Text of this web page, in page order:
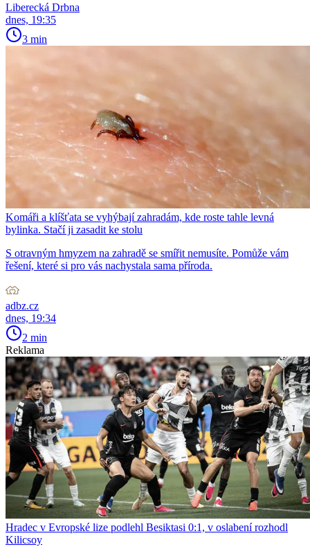
Liberecká Drbna
dnes, 19:35
3 min
Komáři a klíšťata se vyhýbají zahradám, kde roste tahle levná
bylinka. Stačí ji zasadit ke stolu
S otravným hmyzem na zahradě se smířit nemusíte. Pomůže vám
řešení, které si pro vás nachystala sama příroda.
adbz.cz
dnes, 19:34
2 min
Reklama
Hradec v Evropské lize podlehl Besiktasi 0:1, v oslabení rozhodl
Kilicsoy